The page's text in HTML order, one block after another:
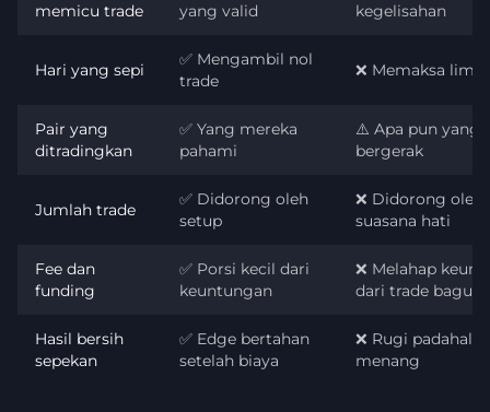
memicu trade
yang valid
kegelisahan
Hari yang sepi
✅ Mengambil nol
trade
❌ Memaksa lima
Pair yang
ditradingkan
✅ Yang mereka
pahami
⚠️ Apa pun yang
bergerak
Jumlah trade
✅ Didorong oleh
setup
❌ Didorong oleh
suasana hati
Fee dan
funding
✅ Porsi kecil dari
keuntungan
❌ Melahap
dari trade bagus
Hasil bersih
sepekan
✅ Edge bertahan
setelah biaya
❌ Rugi padahal
menang